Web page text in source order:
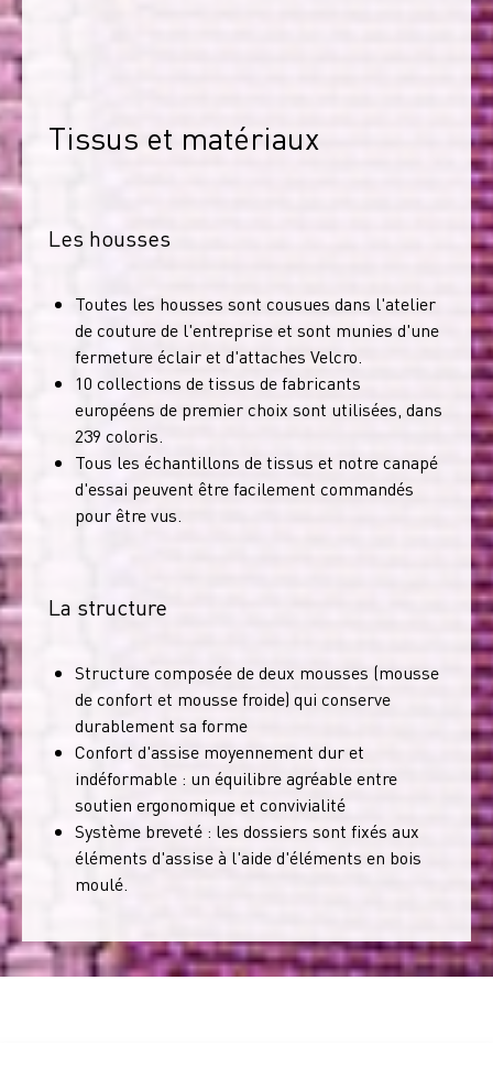
Tissus et matériaux
Les housses
Toutes les housses sont cousues dans l'atelier
de couture de l'entreprise et sont munies d'une
fermeture éclair et d'attaches Velcro.
10 collections de tissus de fabricants
européens de premier choix sont utilisées, dans
239 coloris.
Tous les échantillons de tissus et notre canapé
d'essai peuvent être facilement commandés
pour être vus.
La structure
Structure composée de deux mousses (mousse
de confort et mousse froide) qui conserve
durablement sa forme
Confort d'assise moyennement dur et
indéformable : un équilibre agréable entre
soutien ergonomique et convivialité
Système breveté : les dossiers sont fixés aux
éléments d'assise à l'aide d'éléments en bois
moulé.